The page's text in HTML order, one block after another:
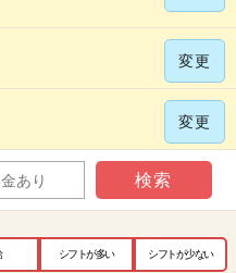
変更
変更
検索
シフトが多い シフトが少ない